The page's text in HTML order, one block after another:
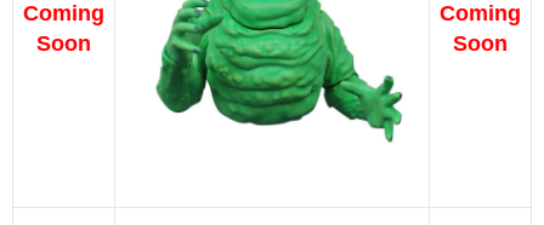
Coming
Soon
Coming
Soon